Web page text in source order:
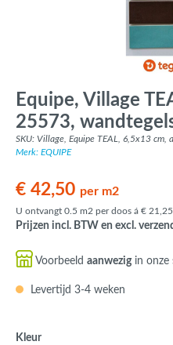
Equipe, Village
25573,
SKU: Village, Equipe TEAL, 6,5x13 cm,
Merk: EQUIPE
€ 42,50 per m2
U ontvangt 0.5 m2 per doos á € 21,25
Prijzen incl. BTW en excl.
Voorbeeld aanwezigin onze
Levertijd 3-4 weken
Kleur